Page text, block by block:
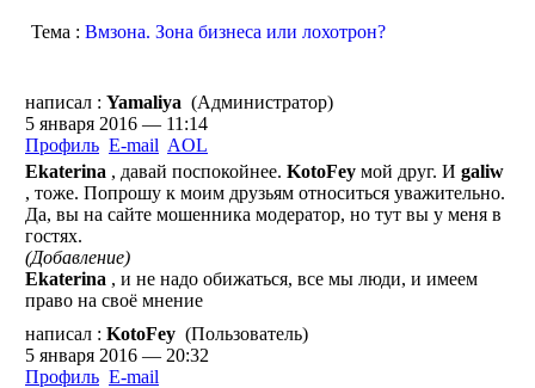
Тема : Вмзона. Зона бизнеса или лохотрон?
написал : Yamaliya (Администратор)
5 января 2016 — 11:14
Профиль E-mail AOL
Ekaterina , давай поспокойнее. KotoFey мой друг. И galiw
, тоже. Попрошу к моим друзьям относиться уважительно.
Да, вы на сайте мошенника модератор, но тут вы у меня в
гостях.
(Добавление)
Ekaterina , и не надо обижаться, все мы люди, и имеем
право на своё мнение
написал : KotoFey (Пользователь)
5 января 2016 — 20:32
Профиль E-mail